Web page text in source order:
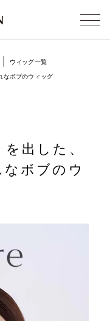
ウィッグ一覧
なボブのウィッグ
出した、
ボブのウ